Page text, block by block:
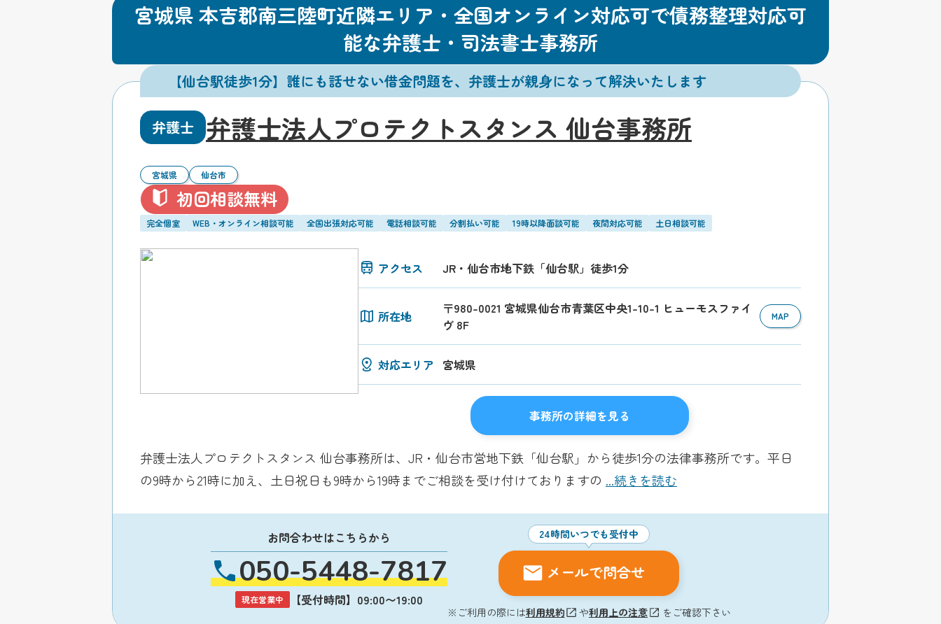
宮城県 本吉郡南三陸町近隣エリア・全国オンライン対応可で債務整理対応可
能な弁護士・司法書士事務所
【仙台駅徒歩1分】誰にも話せない借金問題を、弁護士が親身になって解決いたします
弁護士 弁護士法人プロテクトスタンス 仙台事務所
宮城県 仙台市
初回相談無料
完全個室 WEB・オンライン相談可能 全国出張対応可能 電話相談可能 分割払い可能 19時以降面談可能 夜間対応可能 土日相談可能
アクセス JR・仙台市地下鉄「仙台駅」徒歩1分
所在地
〒980-0021 宮城県仙台市青葉区中央1-10-1 ヒューモスファイ
ヴ 8F
MAP
対応エリア 宮城県
事務所の詳細を見る
弁護士法人プロテクトスタンス 仙台事務所は、JR・仙台市営地下鉄「仙台駅」から徒歩1分の法律事務所です。平日
の9時から21時に加え、土日祝日も9時から19時までご相談を受け付けておりますの ...続きを読む
お問合わせはこちらから
050-5448-7817
現在営業中 【受付時間】09:00〜19:00
24時間いつでも受付中
メールで問合せ
※ご利用の際には利用規約 や利用上の注意 をご確認下さい